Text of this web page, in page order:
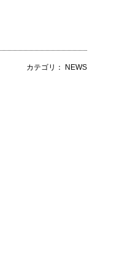
カテゴリ： NEWS